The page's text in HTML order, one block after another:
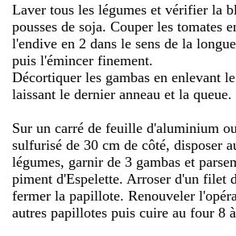
Laver tous les légumes et vérifier la
pousses de soja. Couper les tomates
l'endive en 2 dans le sens de la
puis l'émincer finement.
Décortiquer les gambas en enlevant
laissant le dernier anneau et la queue.
Sur un carré de feuille d'aluminium
sulfurisé de 30 cm de côté, disposer
légumes, garnir de 3 gambas et
piment d'Espelette. Arroser d'un filet
fermer la papillote. Renouveler
autres papillotes puis cuire au four 8